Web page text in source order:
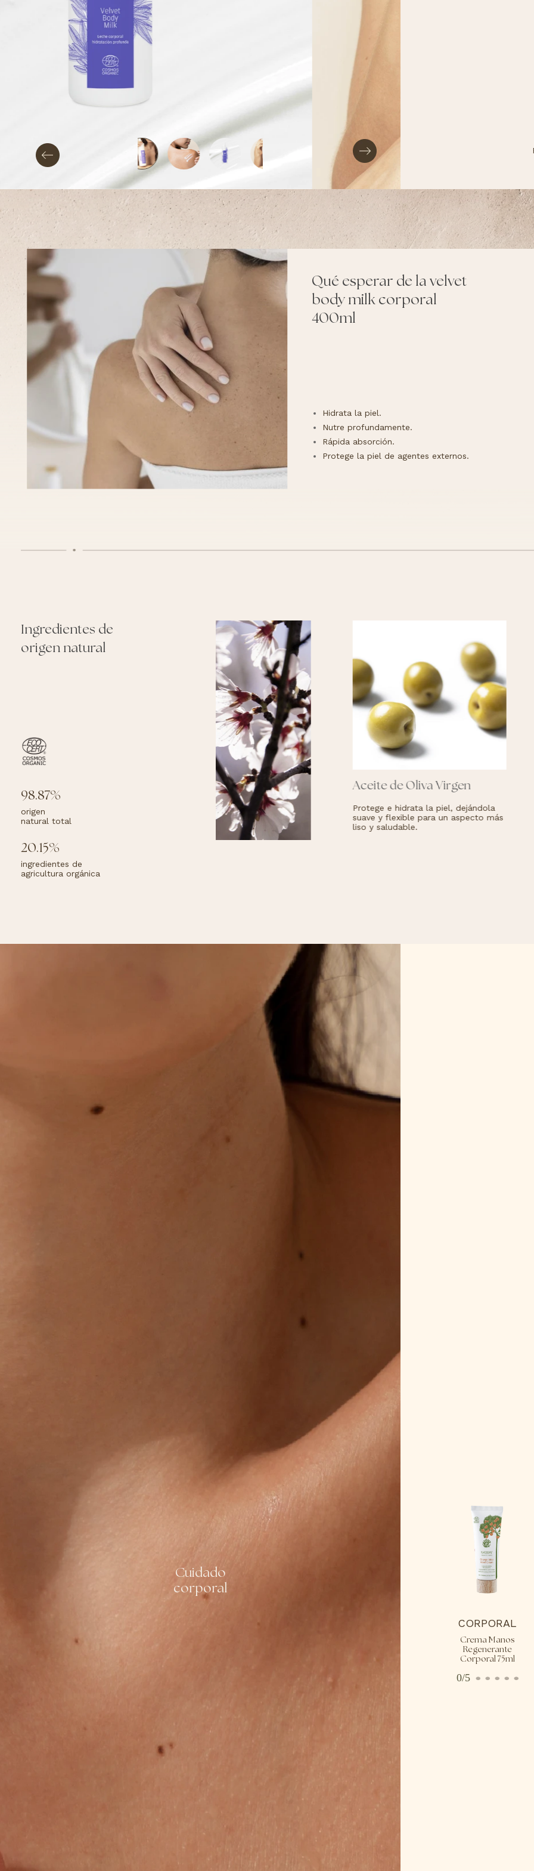
¿Que
esperar?
Qué esperar de la velvet
body milk corporal
400ml
Hidrata la piel.
Nutre profundamente.
Rápida absorción.
Protege la piel de agentes externos.
Ingredientes de
origen natural
98.87%
origen
natural total
20.15%
ingredientes de
agricultura orgánica
Aceite de Oliva Virgen
Protege e hidrata la piel, dejándola
suave y flexible para un aspecto más
liso y saludable.
Manteca de
Extraída de forma
profundamente y
protegiendo y
eficazmente la
Esencial para
flexible y
Cuidado
corporal
CORPORAL
Crema Manos
Regenerante
Corporal 75ml
0/5